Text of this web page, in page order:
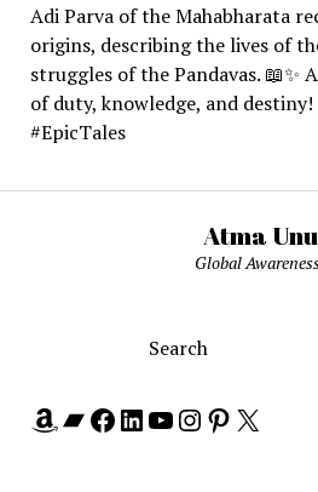
Adi Parva of the Mahabharata
origins, describing the lives of
struggles of the Pandavas. 📖✨
of duty, knowledge, and
#EpicTales
Atma
Global
Search
Amazon
Bandcamp
Facebook
LinkedIn
YouTube
Instagram
Pinterest
X